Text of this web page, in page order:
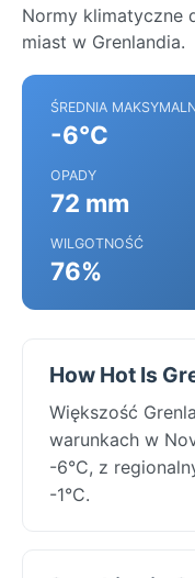
Normy klimatyczne
miast w Grenlandia.
ŚREDNIA
-6°C
OPADY
72 mm
WILGOTNOŚĆ
76%
How Hot Is
Większość
warunkach w
-6°C, z
-1°C.